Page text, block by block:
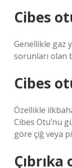
Cibes
Genellikle gaz
sorunları olan
Cibes
Özellikle
Cibes Otu’nu
göre çiğ veya